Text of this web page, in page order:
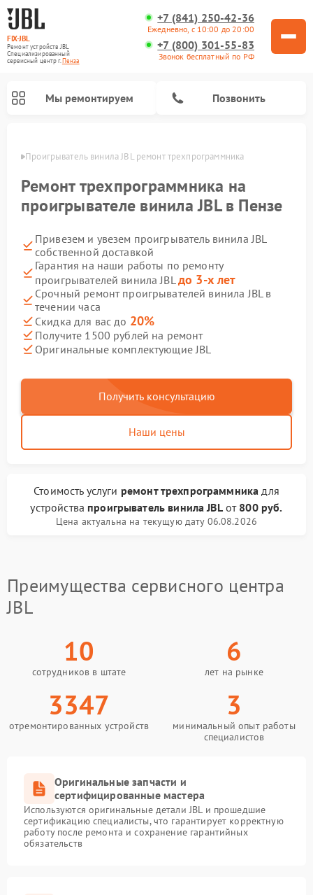
FIX-JBL
Ремонт устройств JBL
Специализированный
cервисный центр г.Пенза
+7 (841) 250-42-36
Ежедневно, с 10:00 до 20:00
+7 (800) 301-55-83
Звонок бесплатный по РФ
Мы ремонтируем Позвонить
Проигрыватель винила JBL ремонт трехпрограммника
Ремонт трехпрограммника на
проигрывателе винила JBL в Пензе
Привезем и увезем проигрыватель винила JBL
собственной доставкой
Гарантия на наши работы по ремонту
проигрывателей винила JBLдо 3-х лет
Срочный ремонт проигрывателей винила JBL в
течении часа
Скидка для вас до 20%
Получите 1500 рублей на ремонт
Оригинальные комплектующие JBL
Получить консультацию
Наши цены
Стоимость услуги ремонт трехпрограммника для
устройства проигрыватель винила JBLот 800 руб.
Цена актуальна на текущую дату 06.08.2026
Преимущества сервисного центра
JBL
10
сотрудников в штате
6
лет на рынке
3347
отремонтированных устройств
3
минимальный опыт работы
специалистов
Оригинальные запчасти и
сертифицированные мастера
Используются оригинальные детали JBL и прошедшие
сертификацию специалисты, что гарантирует корректную
работу после ремонта и сохранение гарантийных
обязательств